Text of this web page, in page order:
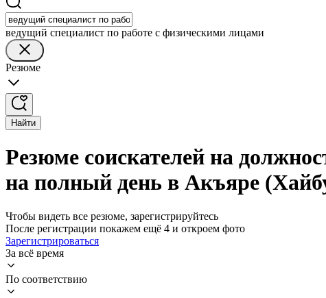
ведущий специалист по работе с физическими лицами
Резюме
Найти
Резюме соискателей на
на полный день в Акъяре
Чтобы видеть все резюме, зарегистрируйтесь
После регистрации покажем ещё 4 и откроем фото
Зарегистрироваться
За всё время
По соответствию